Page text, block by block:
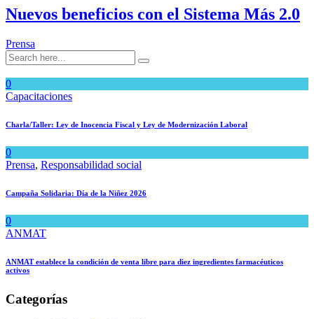
Nuevos beneficios con el Sistema Más 2.0
Prensa
0
Capacitaciones
Charla/Taller: Ley de Inocencia Fiscal y Ley de Modernización Laboral
0
Prensa, Responsabilidad social
Campaña Solidaria: Día de la Niñez 2026
0
ANMAT
ANMAT establece la condición de venta libre para diez ingredientes farmacéuticos
activos
Categorías